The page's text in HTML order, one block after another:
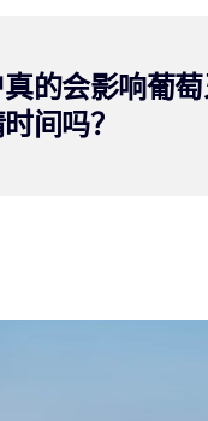
的会影响葡
间吗？